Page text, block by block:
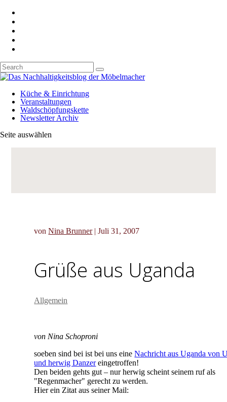
Küche & Einrichtung
Veranstaltungen
Waldschöpfungskette
Newsletter Archiv
Seite auswählen
vonNina Brunner|Juli 31, 2007
Grüße aus Uganda
Allgemein
von Nina Schoproni
soeben sind bei ist bei uns eineNachricht aus Uganda von
und herwig Danzereingetroffen!
Den beiden gehts gut – nur herwig scheint seinem ruf als
"Regenmacher" gerecht zu werden.
Hier ein Zitat aus seiner Mail: